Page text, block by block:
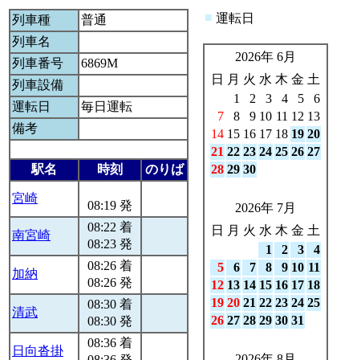
列車種
普通
列車名
列車番号
6869M
列車設備
運転日
毎日運転
備考
駅名 時刻 のりば
宮崎
08:19 発
南宮崎
08:22 着
08:23 発
加納
08:26 着
08:26 発
清武
08:30 着
08:30 発
日向沓掛
08:36 着
■ 運転日
2026年 6月
日
月 火 水 木 金 土
1
2 3 4 5
6
7
8 9 10 11 12 13
14 15 16 17 18 19 20
21 22 23 24 25 26 27
28 29 30
2026年 7月
日
月 火 水 木 金 土
1
2 3
4
5
6 7 8 9 10 11
12 13 14 15 16 17 18
19 20 21 22 23 24 25
26 27 28 29 30 31